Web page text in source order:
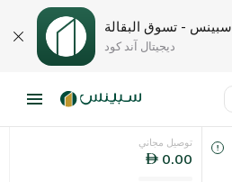
سبينس - تسوق البقالة
ديجيتال آند كود
اللغةتوصيل مجاني
0.00